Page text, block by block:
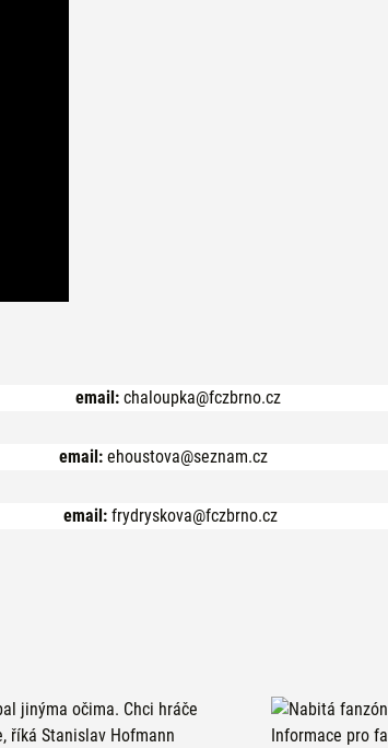
email: chaloupka@fczbrno.cz
email: ehoustova@seznam.cz
email: frydryskova@fczbrno.cz